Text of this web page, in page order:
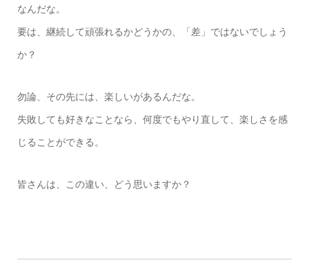
なんだな。
要は、継続して頑張れるかどうかの、「差」ではないでしょう
か？
勿論、その先には、楽しいがあるんだな。
失敗しても好きなことなら、何度でもやり直して、楽しさを感
じることができる。
皆さんは、この違い、どう思いますか？